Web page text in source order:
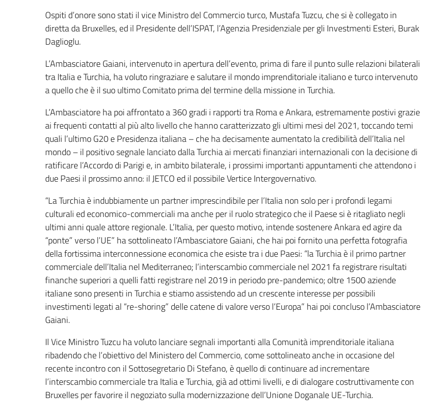
Ospiti d’onore sono stati il vice Ministro del Commercio turco, Mustafa Tuzcu, che si è collegato in
diretta da Bruxelles, ed il Presidente dell’ISPAT, l’Agenzia Presidenziale per gli Investmenti Esteri, Burak
Daglioglu.
L’Ambasciatore Gaiani, intervenuto in apertura dell’evento, prima di fare il punto sulle relazioni bilaterali
tra Italia e Turchia, ha voluto ringraziare e salutare il mondo imprenditoriale italiano e turco intervenuto
a quello che è il suo ultimo Comitato prima del termine della missione in Turchia.
L’Ambasciatore ha poi affrontato a 360 gradi i rapporti tra Roma e Ankara, estremamente postivi grazie
ai frequenti contatti al più alto livello che hanno caratterizzato gli ultimi mesi del 2021, toccando temi
quali l’ultimo G20 e Presidenza italiana – che ha decisamente aumentato la credibilità dell’Italia nel
mondo – il positivo segnale lanciato dalla Turchia ai mercati finanziari internazionali con la decisione di
ratificare l’Accordo di Parigi e, in ambito bilaterale, i prossimi importanti appuntamenti che attendono i
due Paesi il prossimo anno: il JETCO ed il possibile Vertice Intergovernativo.
“La Turchia è indubbiamente un partner imprescindibile per l’Italia non solo per i profondi legami
culturali ed economico-commerciali ma anche per il ruolo strategico che il Paese si è ritagliato negli
ultimi anni quale attore regionale. L’Italia, per questo motivo, intende sostenere Ankara ed agire da
“ponte” verso l’UE” ha sottolineato l’Ambasciatore Gaiani, che hai poi fornito una perfetta fotografia
della fortissima interconnessione economica che esiste tra i due Paesi: “la Turchia è il primo partner
commerciale dell’Italia nel Mediterraneo; l’interscambio commerciale nel 2021 fa registrare risultati
finanche superiori a quelli fatti registrare nel 2019 in periodo pre-pandemico; oltre 1500 aziende
italiane sono presenti in Turchia e stiamo assistendo ad un crescente interesse per possibili
investimenti legati al “re-shoring” delle catene di valore verso l’Europa” hai poi concluso l’Ambasciatore
Gaiani.
Il Vice Ministro Tuzcu ha voluto lanciare segnali importanti alla Comunità imprenditoriale italiana
ribadendo che l’obiettivo del Ministero del Commercio, come sottolineato anche in occasione del
recente incontro con il Sottosegretario Di Stefano, è quello di continuare ad incrementare
l’interscambio commerciale tra Italia e Turchia, già ad ottimi livelli, e di dialogare costruttivamente con
Bruxelles per favorire il negoziato sulla modernizzazione dell’Unione Doganale UE-Turchia.